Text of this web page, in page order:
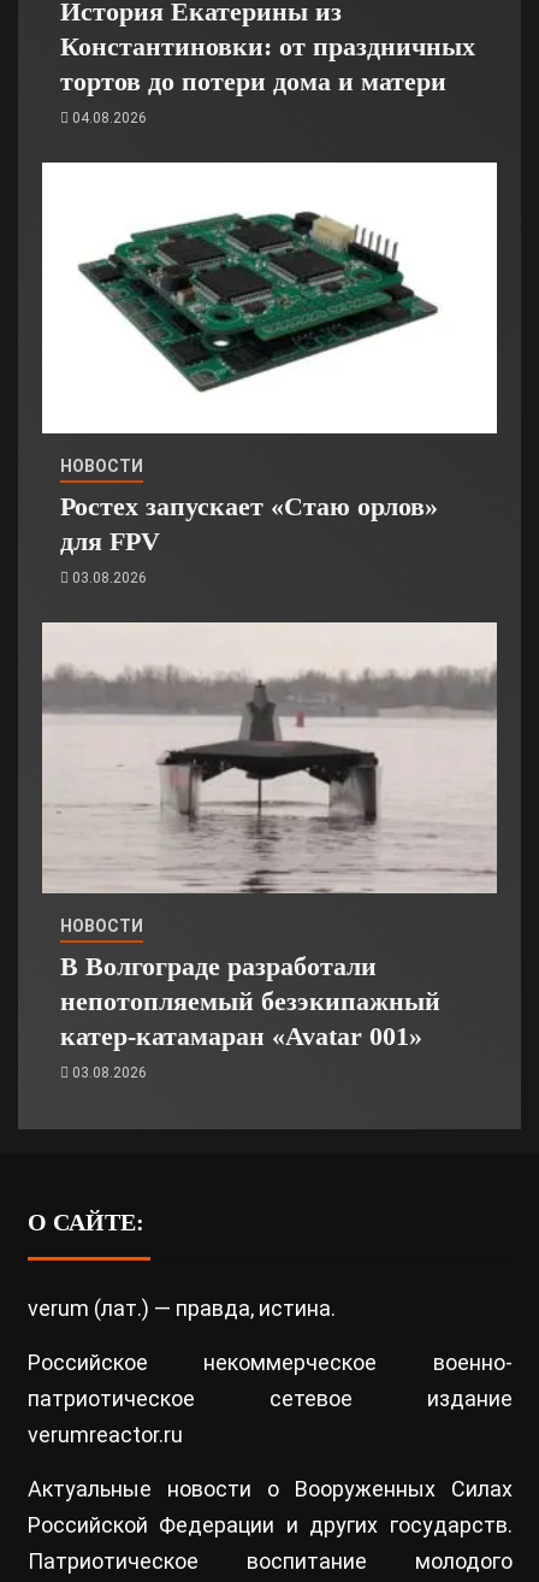
История Екатерины из
Константиновки: от праздничных
тортов до потери дома и матери
04.08.2026
НОВОСТИ
Ростех запускает «Стаю орлов»
для FPV
03.08.2026
НОВОСТИ
В Волгограде разработали
непотопляемый безэкипажный
катер-катамаран «Avatar 001»
03.08.2026
О САЙТЕ:
verum (лат.) — правда, истина.
Российское некоммерческое военно-
патриотическое сетевое издание
verumreactor.ru
Актуальные новости о Вооруженных Силах
Российской Федерации и других государств.
Патриотическое воспитание молодого